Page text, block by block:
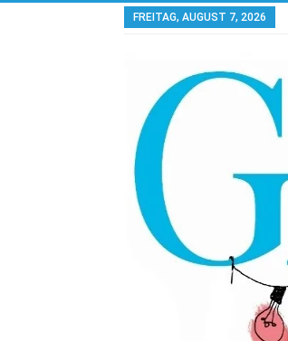
FREITAG, AUGUST 7, 2026